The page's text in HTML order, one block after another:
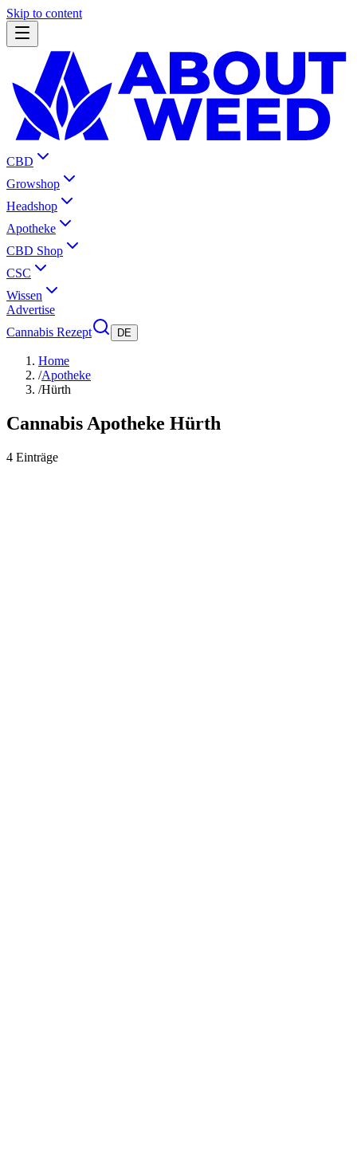
Skip to content
CBD
Growshop
Headshop
Apotheke
CBD Shop
CSC
Wissen
Advertise
Cannabis Rezept
DE
Home
/Apotheke
/Hürth
Cannabis Apotheke Hürth
4 Einträge